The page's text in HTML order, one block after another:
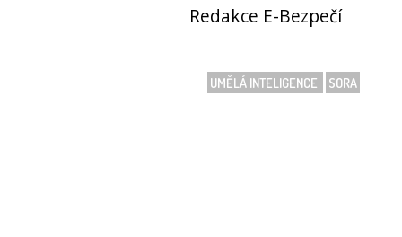
Redakce E-Bezpečí
UMĚLÁ INTELIGENCE SORA